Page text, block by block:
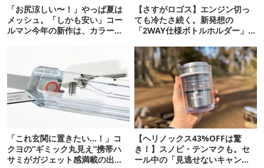
「お尻涼しい〜！」やっぱ夏は
メッシュ。「しかも安い」コー
ルマン今年の新作は、カラーも
【さすがロゴス】エンジン切っ
ても冷たさ続く。新発想の
「2WAY仕様ボトルホルダー」が
「これ玄関に置きたい…！」コ
クヨの“ギミック丸見え”携帯ハ
サミがガジェット感満載の出来
【ヘリノックス43%OFFは驚
き！】スノピ・テンマクも。セ
ール中の「見逃せないキャンプ